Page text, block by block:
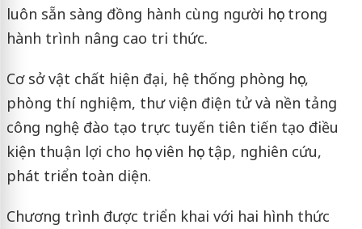
luôn sẵn sàng đồng hành cùng người học trong
hành trình nâng cao tri thức.
Cơ sở vật chất hiện đại, hệ thống phòng học,
phòng thí nghiệm, thư viện điện tử và nền tảng
công nghệ đào tạo trực tuyến tiên tiến tạo điều
kiện thuận lợi cho học viên học tập, nghiên cứu,
phát triển toàn diện.
Chương trình được triển khai với hai hình thức